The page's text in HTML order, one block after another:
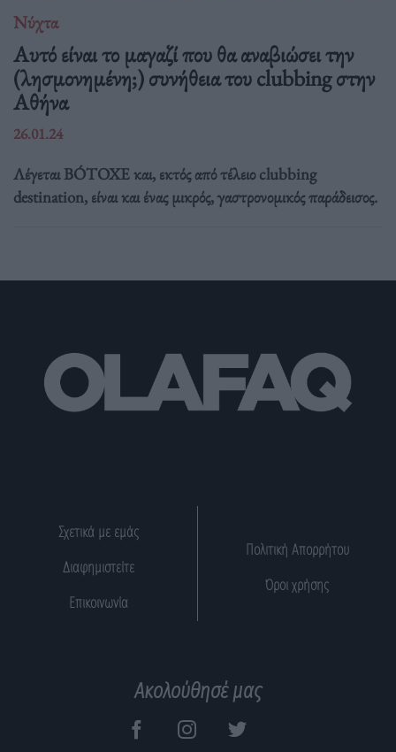
Νύχτα
Αυτό είναι το μαγαζί που θα αναβιώσει την
(λησμονημένη;) συνήθεια του clubbing στην
Αθήνα
26.01.24
Λέγεται BÓTOXE και, εκτός από τέλειο clubbing
destination, είναι και ένας μικρός, γαστρονομικός παράδεισος.
Σχετικά με εμάς
Διαφημιστείτε
Επικοινωνία
Πολιτική Απορρήτου
Όροι χρήσης
Ακολούθησέ μας